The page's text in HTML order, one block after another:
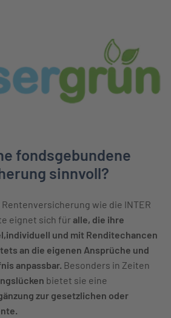
fondsgebundene
sinnvoll?
wie die INTER
eignet sich füralle, die ihre
und mit Renditechancen
an die eigenen Ansprüche und
anpassbar. Besonders in Zeiten
bietet sie eine
zur gesetzlichen oder